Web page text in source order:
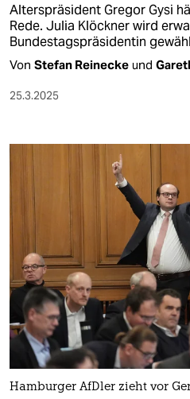
Alterspräsident Gregor Gysi
Rede. Julia Klöckner wird
Bundestagspräsidentin
Von Stefan Reinecke und
25.3.2025
Hamburger AfDler zieht vor